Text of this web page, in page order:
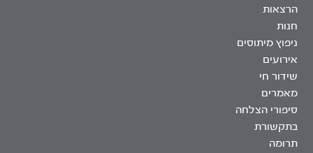
הרצאות
חנות
ניפוץ מיתוסים
אירועים
שידור חי
מאמרים
סיפורי הצלחה
בתקשורת
תרומה